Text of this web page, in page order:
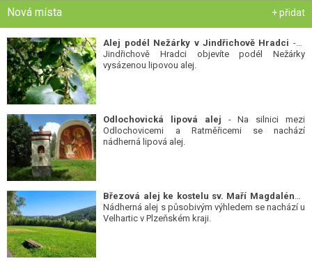
Nová místa + přidat
Alej podél Nežárky v Jindřichově Hradci - V
Jindřichově Hradci objevíte podél Nežárky
vysázenou lipovou alej.
Odlochovická lipová alej - Na silnici mezi
Odlochovicemi a Ratměřicemi se nachází
nádherná lipová alej.
Březová alej ke kostelu sv. Maří Magdalény-
Nádherná alej s působivým výhledem se nachází u
Velhartic v Plzeňském kraji.